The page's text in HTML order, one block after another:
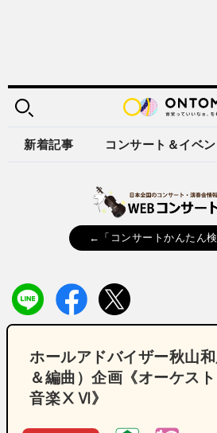
新着記事 コンサート＆イベン
←「コンサートかんたん
ホールアドバイザー秋山
＆編曲）企画《オーケス
音楽ⅩⅥ》